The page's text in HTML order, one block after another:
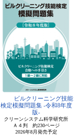
ビルクリーニング技能
検定模擬問題集 -令和8年度
版-
クリーンシステム科学研究所
Ａ４判 約230ページ
2026年8月発売予定